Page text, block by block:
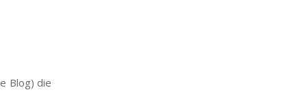
Blog) die